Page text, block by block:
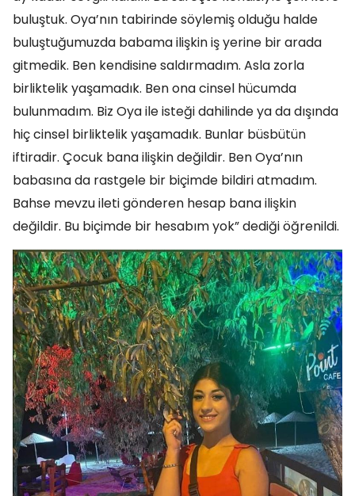
buluştuk. Oya’nın tabirinde söylemiş olduğu halde
buluştuğumuzda babama ilişkin iş yerine bir arada
gitmedik. Ben kendisine saldırmadım. Asla zorla
birliktelik yaşamadık. Ben ona cinsel hücumda
bulunmadım. Biz Oya ile isteği dahilinde ya da dışında
hiç cinsel birliktelik yaşamadık. Bunlar büsbütün
iftiradir. Çocuk bana ilişkin değildir. Ben Oya’nın
babasına da rastgele bir biçimde bildiri atmadım.
Bahse mevzu ileti gönderen hesap bana ilişkin
değildir. Bu biçimde bir hesabım yok” dediği öğrenildi.